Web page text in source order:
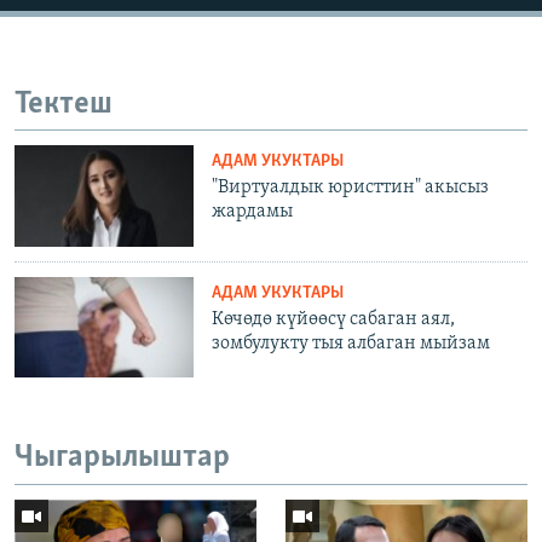
Тектеш
АДАМ УКУКТАРЫ
"Виртуалдык юристтин" акысыз
жардамы
АДАМ УКУКТАРЫ
Көчөдө күйөөсү сабаган аял,
зомбулукту тыя албаган мыйзам
Чыгарылыштар